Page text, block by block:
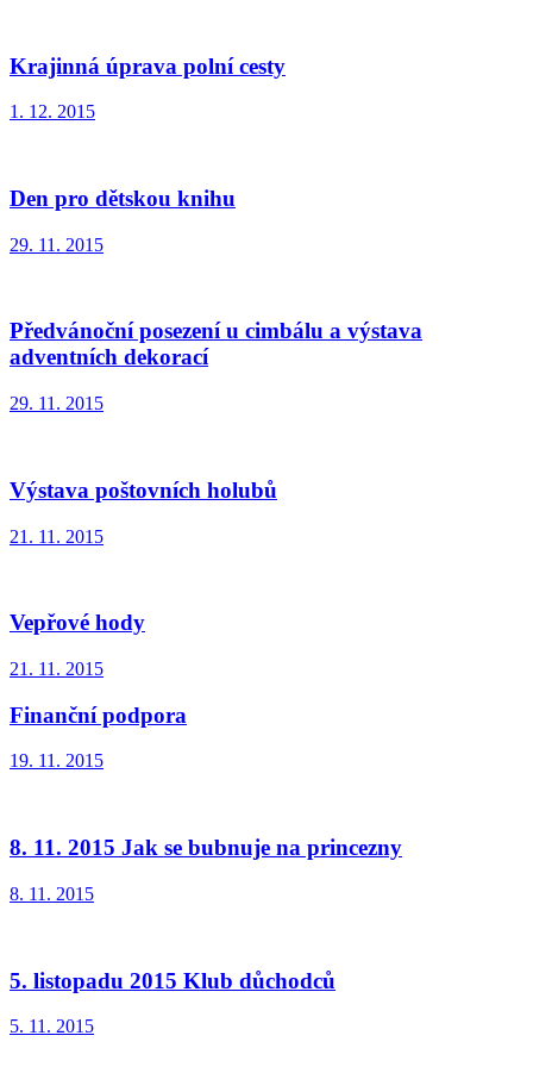
Krajinná úprava polní cesty
1. 12. 2015
Den pro dětskou knihu
29. 11. 2015
Předvánoční posezení u cimbálu a výstava
adventních dekorací
29. 11. 2015
Výstava poštovních holubů
21. 11. 2015
Vepřové hody
21. 11. 2015
Finanční podpora
19. 11. 2015
8. 11. 2015 Jak se bubnuje na princezny
8. 11. 2015
5. listopadu 2015 Klub důchodců
5. 11. 2015